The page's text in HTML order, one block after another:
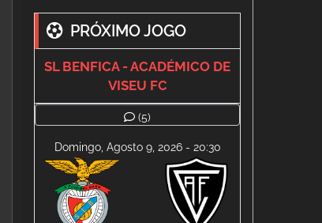
PRÓXIMO JOGO
SL BENFICA - ACADÉMICO DE
VISEU FC
(5)
Domingo, Agosto 9, 2026 - 20:30